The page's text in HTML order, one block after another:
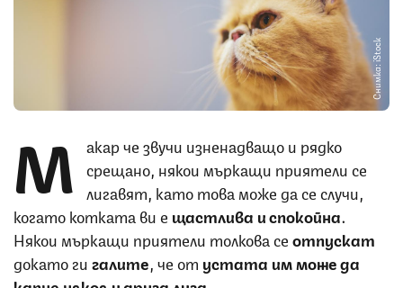
Снимка: iStock
М
акар че звучи изненадващо и рядко
срещано, някои мъркащи приятели се
лигавят, като това може да се случи,
когато котката ви е щастлива и спокойна.
Някои мъркащи приятели толкова сеотпускат
докато гигалите , че от устата им може да